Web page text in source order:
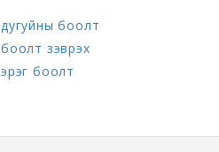
дугуйны боолт
боолт зэврэх
эрэг боолт